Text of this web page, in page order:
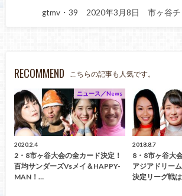
gtmv・39 2020年3月8日 市ヶ谷チ
RECOMMEND こちらの記事も人気です。
ニュース／News
2020.2.4
2・8市ヶ谷大会の全カード決定！
百均サンダーズvsメイ＆HAPPY-
MAN！…
2018.8.7
8・8市ヶ谷大
アジアドリー
決定リーグ戦